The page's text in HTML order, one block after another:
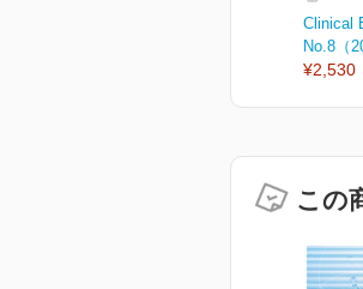
Clinical
No.8（
¥2,530
この